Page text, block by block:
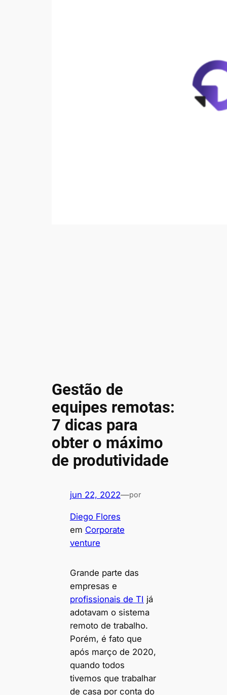
Gestão de
equipes remotas:
7 dicas para
obter o máximo
de produtividade
jun 22, 2022—por
Diego Flores
em Corporate
venture
Grande parte das
empresas e
profissionais de TI já
adotavam o sistema
remoto de trabalho.
Porém, é fato que
após março de 2020,
quando todos
tivemos que trabalhar
de casa por conta do